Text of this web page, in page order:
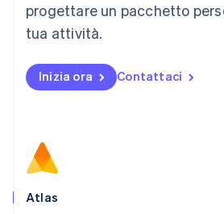
progettare un pacchetto
tua attività.
Inizia ora Contattaci
Atlas
Messico
EspañolEnglish
English
Nuova Zelanda
English
Portogallo
Português